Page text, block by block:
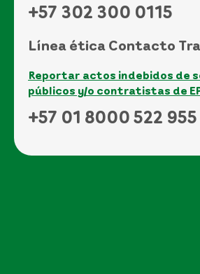
+57 302 300 0115
Línea ética Contacto
Reportar actos indebidos de
públicos y/o contratistas de
+57 01 8000 522 955